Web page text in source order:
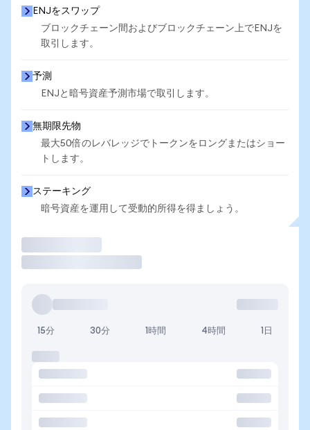
ENJをスワップ
ブロックチェーン間およびブロックチェーン上でENJを
取引します。
予測
ENJと暗号資産予測市場で取引します。
無期限先物
最大50倍のレバレッジでトークンをロングまたはショー
トします。
ステーキング
暗号資産を運用して受動的所得を得ましょう。
15分 30分 1時間 4時間 1日